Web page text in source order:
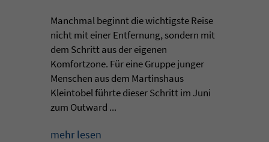
Manchmal beginnt die wichtigste Reise
nicht mit einer Entfernung, sondern mit
dem Schritt aus der eigenen
Komfortzone. Für eine Gruppe junger
Menschen aus dem Martinshaus
Kleintobel führte dieser Schritt im Juni
zum Outward ...
mehr lesen